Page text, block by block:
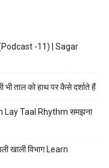
-11) | Sagar
ताल को हाथ पर कैसे दर्शाते हैं
Lay Taal Rhythm समझना
खाली विभाग Learn